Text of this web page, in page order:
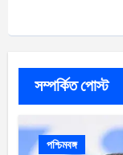
সম্পর্কিত পোস্ট
পশ্চিমবঙ্গ